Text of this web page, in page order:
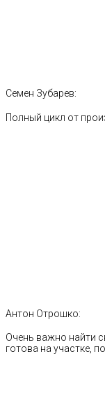
Семен Зубарев:
Полный цикл от
Антон Отрошко:
Очень важно найти
готова на участке,